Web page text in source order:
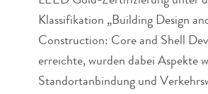
Klassifikation „Building Design
Construction: Core and Shell
erreichte, wurden dabei Aspekte
Standortanbindung und